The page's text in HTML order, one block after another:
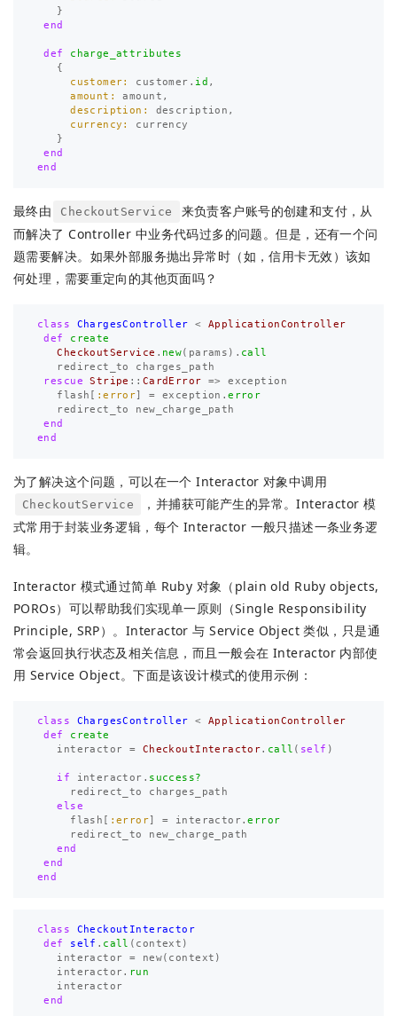
}
end
def
charge_attributes
{
customer: customer . id ,
amount: amount ,
description: description ,
currency: currency
}
end
end
最终由 CheckoutService
来负责客户账号的创建和支付，从
而解决了 Controller 中业务代码过多的问题。但是，还有一个问
题需要解决。如果外部服务抛出异常时（如，信用卡无效）该如
何处理，需要重定向的其他页面吗？
class ChargesController <
ApplicationController
def
create
CheckoutService . new( params ). call
redirect_to
charges_path
rescue
Stripe :: CardError =>
exception
flash [ :error] = exception .error
redirect_to
new_charge_path
end
end
为了解决这个问题，可以在一个 Interactor 对象中调用
CheckoutService
，并捕获可能产生的异常。Interactor 模
式常用于封装业务逻辑，每个 Interactor 一般只描述一条业务逻
辑。
Interactor 模式通过简单 Ruby 对象（plain old Ruby objects,
POROs）可以帮助我们实现单一原则（Single Responsibility
Principle, SRP）。Interactor 与 Service Object 类似，只是通
常会返回执行状态及相关信息，而且一般会在 Interactor 内部使
用 Service Object。下面是该设计模式的使用示例：
class ChargesController <
ApplicationController
def
create
interactor
= CheckoutInteractor. call ( self )
if interactor . success?
redirect_to
charges_path
else
flash [ :error] = interactor.error
redirect_to
new_charge_path
end
end
end
class
CheckoutInteractor
def
self . call ( context )
interactor
= new( context )
interactor. run
interactor
end